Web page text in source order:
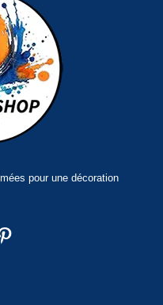
pour une décoration